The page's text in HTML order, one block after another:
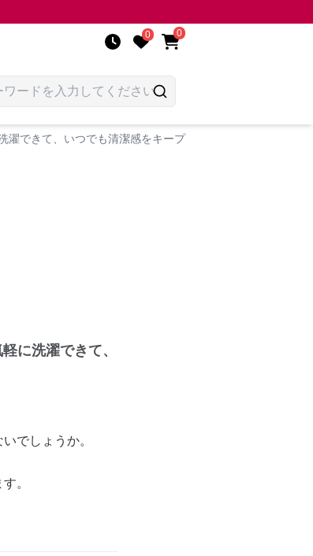
0 0
濯できて、いつでも清潔感をキープ
に洗濯できて、
でしょうか。
。